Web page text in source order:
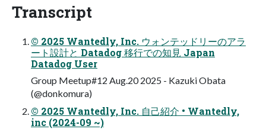
Transcript
© 2025 Wantedly, Inc. ウォンテッドリーのアラ
ート設計と Datadog 移行での知見 Japan
Datadog User
Group Meetup#12 Aug.20 2025 - Kazuki Obata
(@donkomura)
© 2025 Wantedly, Inc. ⾃⼰紹介 • Wantedly,
inc (2024-09 ~)